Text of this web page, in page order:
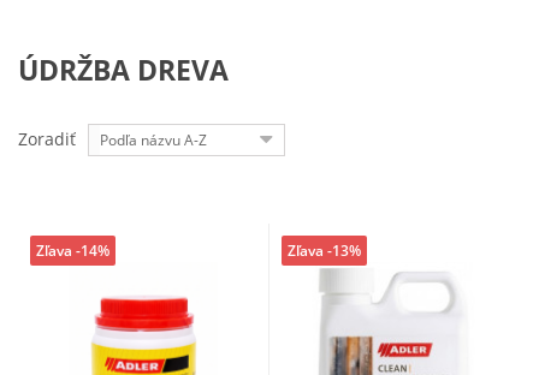
ÚDRŽBA DREVA
Zoradiť Podľa názvu A-Z
Zľava -14% Zľava -13%